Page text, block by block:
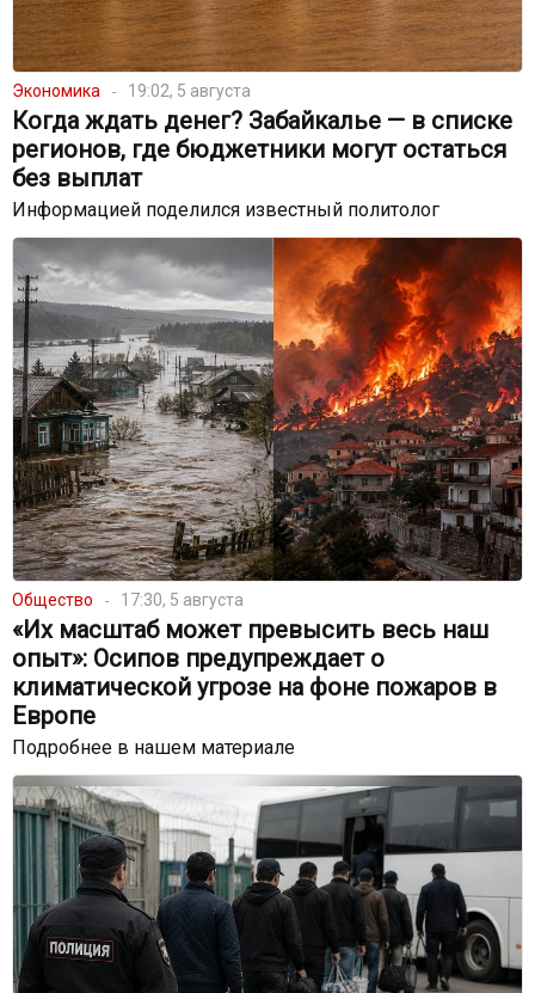
Экономика 19:02, 5 августа
Когда ждать денег? Забайкалье — в списке
регионов, где бюджетники могут остаться
без выплат
Информацией поделился известный политолог
Общество 17:30, 5 августа
«Их масштаб может превысить весь наш
опыт»: Осипов предупреждает о
климатической угрозе на фоне пожаров в
Европе
Подробнее в нашем материале